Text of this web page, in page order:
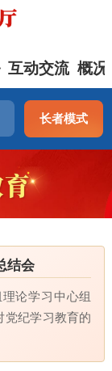
互动交流 概况
长者模式
结会
论学习中心组
党纪学习教育的